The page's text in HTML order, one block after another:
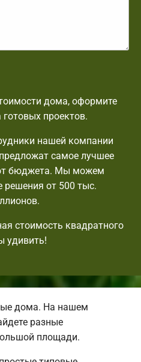
дома, оформите
готовых проектов.
нашей компании
самое лучшее
бюджета. Мы можем
от 500 тыс.
стоимость квадратного
удивить!
дома. На нашем
разные
площади.